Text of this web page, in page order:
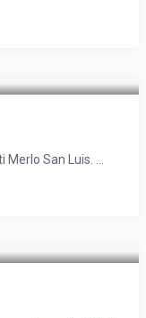
San Luis. ...